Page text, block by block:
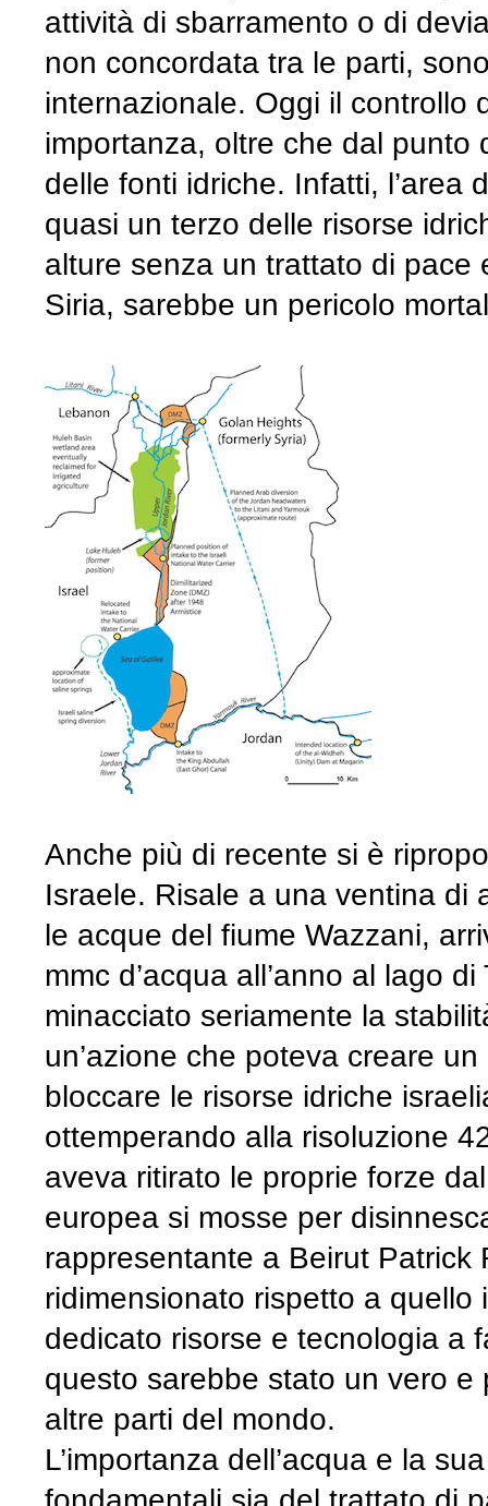
attività di sbarramento o di
non concordata tra le parti,
internazionale. Oggi il controllo
importanza, oltre che dal punto
delle fonti idriche. Infatti, l’area
quasi un terzo delle risorse
alture senza un trattato di
Siria, sarebbe un pericolo
Anche più di recente si è
Israele. Risale a una ventina di
le acque del fiume Wazzani,
mmc d’acqua all’anno al lago
minacciato seriamente la
un’azione che poteva creare
bloccare le risorse idriche
ottemperando alla risoluzione
aveva ritirato le proprie forze
europea si mosse per
rappresentante a Beirut
ridimensionato rispetto a
dedicato risorse e tecnologia a
questo sarebbe stato un vero
altre parti del mondo.
L’importanza dell’acqua e la